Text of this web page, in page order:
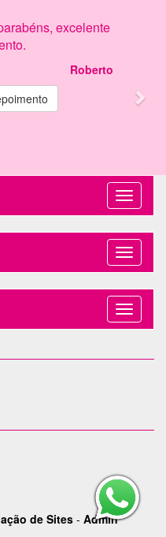
excelente
Roberto
de Sites - Admin